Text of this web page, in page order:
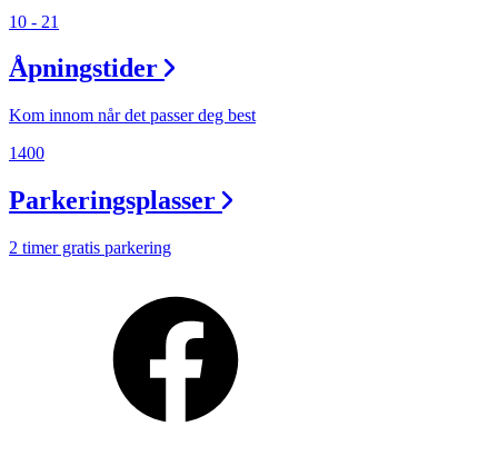
10 - 21
Åpningstider
Kom innom når det passer deg best
1400
Parkeringsplasser
2 timer gratis parkering